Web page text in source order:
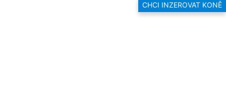
CHCI INZEROVAT KONĚ